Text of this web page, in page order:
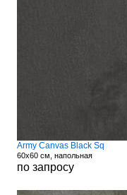
Army Canvas Black Sq
60x60 см, напольная
по запросу